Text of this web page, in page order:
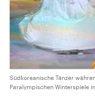
Südkoreanische Tänzer
Paralympischen Winterspiele